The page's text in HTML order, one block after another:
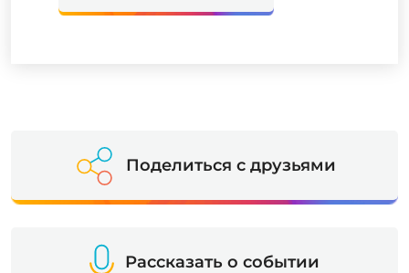
Поделиться с друзьями
Рассказать о событии